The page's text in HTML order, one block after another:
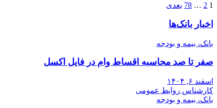
صفحه‌بندی
نوشته‌ها
1
2
…
78 بعدی
اخبار بانک‌ها
بانک، بیمه و بودجه
صفر تا صد محاسبه اقساط وام در فایل اکسل
اسفند ۶, ۱۴۰۴
کارشناس روابط عمومی
بانک، بیمه و بودجه